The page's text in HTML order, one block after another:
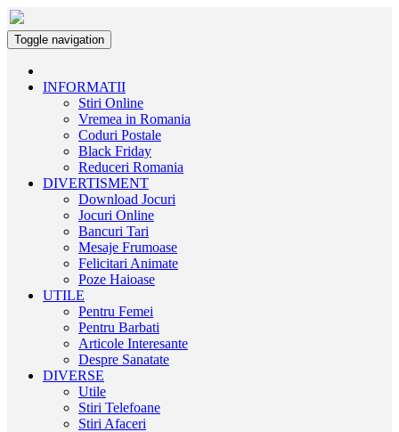
Toggle navigation
INFORMATII
Stiri Online
Vremea in Romania
Coduri Postale
Black Friday
Reduceri Romania
DIVERTISMENT
Download Jocuri
Jocuri Online
Bancuri Tari
Mesaje Frumoase
Felicitari Animate
Poze Haioase
UTILE
Pentru Femei
Pentru Barbati
Articole Interesante
Despre Sanatate
DIVERSE
Utile
Stiri Telefoane
Stiri Afaceri